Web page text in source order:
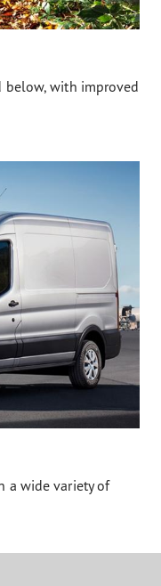
below, with improved
a wide variety of